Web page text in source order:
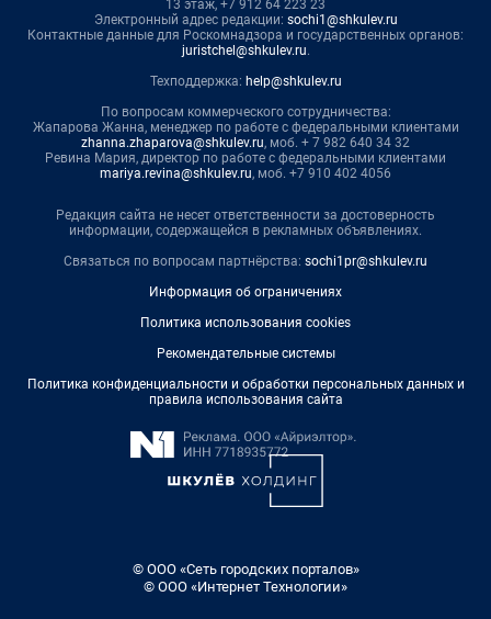
13 этаж, +7 912 64 223 23
Электронный адрес редакции: sochi1@shkulev.ru
Контактные данные для Роскомнадзора и государственных органов:
juristchel@shkulev.ru.
Техподдержка: help@shkulev.ru
По вопросам коммерческого сотрудничества:
Жапарова Жанна, менеджер по работе с федеральными клиентами
zhanna.zhaparova@shkulev.ru, моб. + 7 982 640 34 32
Ревина Мария, директор по работе с федеральными клиентами
mariya.revina@shkulev.ru, моб. +7 910 402 4056
Редакция сайта не несет ответственности за достоверность
информации, содержащейся в рекламных объявлениях.
Связаться по вопросам партнёрства: sochi1pr@shkulev.ru
Информация об ограничениях
Политика использования cookies
Рекомендательные системы
Политика конфиденциальности и обработки персональных данных и
правила использования сайта
© ООО «Сеть городских порталов»
© ООО «Интернет Технологии»